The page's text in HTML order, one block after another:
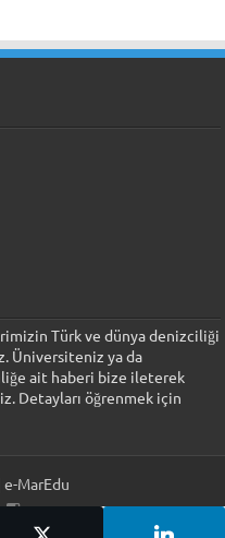
Türk ve dünya denizciliği
Üniversiteniz ya da
ait haberi bize ileterek
Detayları öğrenmek için
MarEdu